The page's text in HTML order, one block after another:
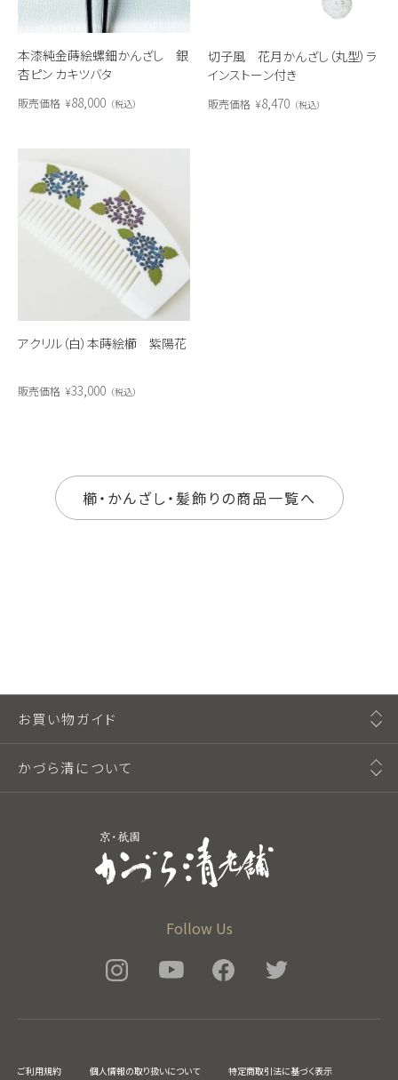
本漆純金蒔絵螺鈿かんざし 銀
杏ピン カキツバタ
販売価格 ¥88,000 税込
切子風 花月かんざし（丸型）ラ
インストーン付き
販売価格 ¥8,470 税込
アクリル（白）本蒔絵櫛 紫陽花
販売価格 ¥33,000 税込
櫛・かんざし・髪飾りの商品一覧へ
Follow Us
お買い物ガイド
かづら清について
ご利用規約 個人情報の取り扱いについて 特定商取引法に基づく表示